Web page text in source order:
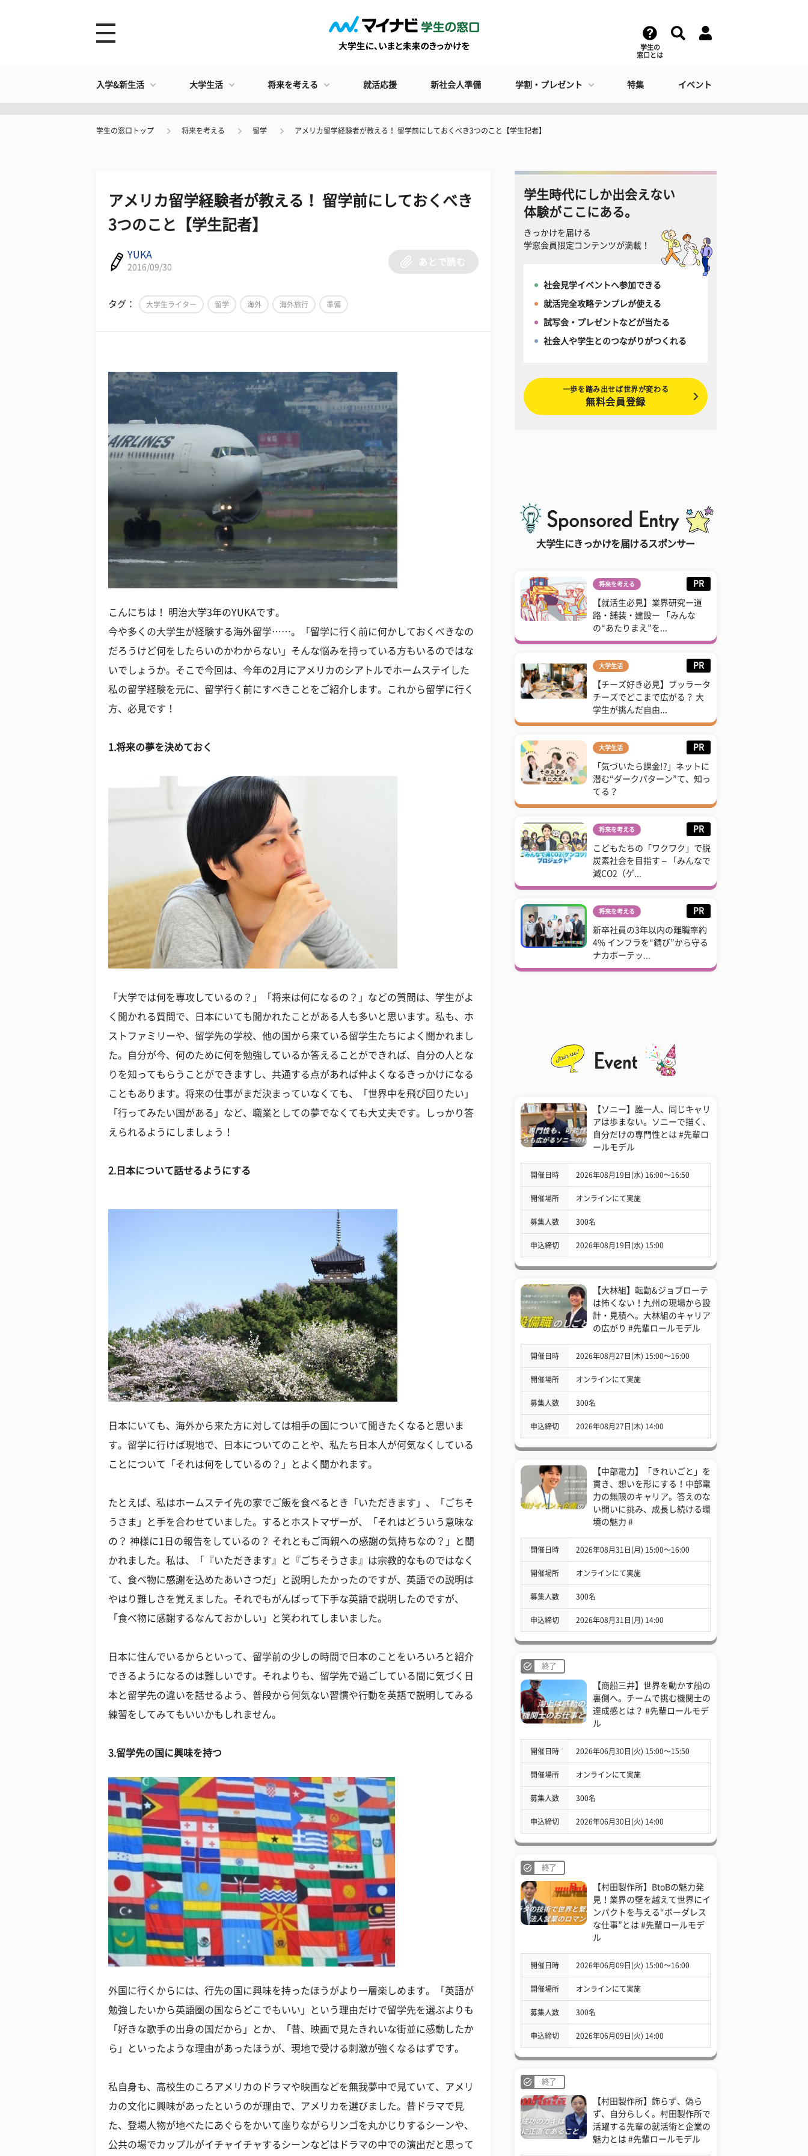
学生の
窓口とは
入学&新生活 大学生活 将来を考える 就活応援 新社会人準備 学割・プレゼント 特集 イベント
学生の窓口トップ 将来を考える 留学 アメリカ留学経験者が教える！ 留学前にしておくべき3つのこと【学生記者】
アメリカ留学経験者が教える！ 留学前にしておくべき
3つのこと【学生記者】
YUKA
2016/09/30
あとで読む
タグ： 大学生ライター 留学 海外 海外旅行 準備
こんにちは！ 明治大学3年のYUKAです。
今や多くの大学生が経験する海外留学……。「留学に行く前に何かしておくべきなの
だろうけど何をしたらいのかわからない」そんな悩みを持っている方もいるのではな
いでしょうか。そこで今回は、今年の2月にアメリカのシアトルでホームステイした
私の留学経験を元に、留学行く前にすべきことをご紹介します。これから留学に行く
方、必見です！
1.将来の夢を決めておく
「大学では何を専攻しているの？」「将来は何になるの？」などの質問は、学生がよ
く聞かれる質問で、日本にいても聞かれたことがある人も多いと思います。私も、ホ
ストファミリーや、留学先の学校、他の国から来ている留学生たちによく聞かれまし
た。自分が今、何のために何を勉強しているか答えることができれば、自分の人とな
りを知ってもらうことができますし、共通する点があれば仲よくなるきっかけになる
こともあります。将来の仕事がまだ決まっていなくても、「世界中を飛び回りたい」
「行ってみたい国がある」など、職業としての夢でなくても大丈夫です。しっかり答
えられるようにしましょう！
2.日本について話せるようにする
日本にいても、海外から来た方に対しては相手の国について聞きたくなると思いま
す。留学に行けば現地で、日本についてのことや、私たち日本人が何気なくしている
ことについて「それは何をしているの？」とよく聞かれます。
たとえば、私はホームステイ先の家でご飯を食べるとき「いただきます」、「ごちそ
うさま」と手を合わせていました。するとホストマザーが、「それはどういう意味な
の？ 神様に1日の報告をしているの？ それともご両親への感謝の気持ちなの？」と聞
かれました。私は、「『いただきます』と『ごちそうさま』は宗教的なものではなく
て、食べ物に感謝を込めたあいさつだ」と説明したかったのですが、英語での説明は
やはり難しさを覚えました。それでもがんばって下手な英語で説明したのですが、
「食べ物に感謝するなんておかしい」と笑われてしまいました。
日本に住んでいるからといって、留学前の少しの時間で日本のことをいろいろと紹介
できるようになるのは難しいです。それよりも、留学先で過ごしている間に気づく日
本と留学先の違いを話せるよう、普段から何気ない習慣や行動を英語で説明してみる
練習をしてみてもいいかもしれません。
3.留学先の国に興味を持つ
外国に行くからには、行先の国に興味を持ったほうがより一層楽しめます。「英語が
勉強したいから英語圏の国ならどこでもいい」という理由だけで留学先を選ぶよりも
「好きな歌手の出身の国だから」とか、「昔、映画で見たきれいな街並に感動したか
ら」といったような理由があったほうが、現地で受ける刺激が強くなるはずです。
私自身も、高校生のころアメリカのドラマや映画などを無我夢中で見ていて、アメリ
カの文化に興味があったというのが理由で、アメリカを選びました。昔ドラマで見
た、登場人物が地べたにあぐらをかいて座りながらリンゴを丸かじりするシーンや、
公共の場でカップルがイチャイチャするシーンなどはドラマの中での演出だと思って
学生時代にしか出会えない
体験がここにある。
きっかけを届ける
学窓会員限定コンテンツが満載！
社会見学イベントへ参加できる
就活完全攻略テンプレが使える
試写会・プレゼントなどが当たる
社会人や学生とのつながりがつくれる
一歩を踏み出せば世界が変わる
無料会員登録
大学生にきっかけを届けるスポンサー
将来を考える PR
【就活生必見】業界研究ー道
路・舗装・建設ー 「みんな
の“あたりまえ”を...
大学生活 PR
【チーズ好き必見】ブッラータ
チーズでどこまで広がる？ 大
学生が挑んだ自由...
大学生活 PR
「気づいたら課金!?」ネットに
潜む“ダークパターン”て、知っ
てる？
将来を考える PR
こどもたちの「ワクワク」で脱
炭素社会を目指す – 「みんなで
減CO2（ゲ...
将来を考える PR
新卒社員の3年以内の離職率約
4% インフラを“錆び”から守る
ナカボーテッ...
【ソニー】誰一人、同じキャリ
アは歩まない。ソニーで描く、
自分だけの専門性とは #先輩ロ
ールモデル
開催日時 2026年08月19日(水) 16:00〜16:50
開催場所 オンラインにて実施
募集人数 300名
申込締切 2026年08月19日(水) 15:00
【大林組】転勤&ジョブローテ
は怖くない！九州の現場から設
計・見積へ。大林組のキャリア
の広がり #先輩ロールモデル
開催日時 2026年08月27日(木) 15:00〜16:00
開催場所 オンラインにて実施
募集人数 300名
申込締切 2026年08月27日(木) 14:00
【中部電力】「きれいごと」を
貫き、想いを形にする！中部電
力の無限のキャリア。答えのな
い問いに挑み、成長し続ける環
境の魅力 #
開催日時 2026年08月31日(月) 15:00〜16:00
開催場所 オンラインにて実施
募集人数 300名
申込締切 2026年08月31日(月) 14:00
終了
【商船三井】世界を動かす船の
裏側へ。チームで挑む機関士の
達成感とは？ #先輩ロールモデ
ル
開催日時 2026年06月30日(火) 15:00〜15:50
開催場所 オンラインにて実施
募集人数 300名
申込締切 2026年06月30日(火) 14:00
終了
【村田製作所】BtoBの魅力発
見！業界の壁を越えて世界にイ
ンパクトを与える“ボーダレス
な仕事”とは #先輩ロールモデ
ル
開催日時 2026年06月09日(火) 15:00〜16:00
開催場所 オンラインにて実施
募集人数 300名
申込締切 2026年06月09日(火) 14:00
終了
【村田製作所】飾らず、偽ら
ず、自分らしく。村田製作所で
活躍する先輩の就活術と企業の
魅力とは #先輩ロールモデル